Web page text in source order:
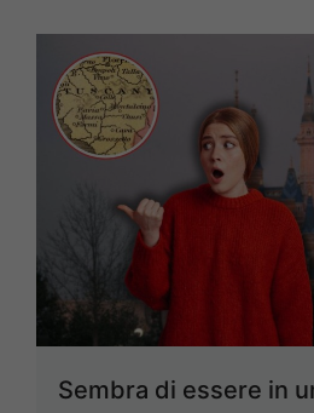
Sembra di essere in